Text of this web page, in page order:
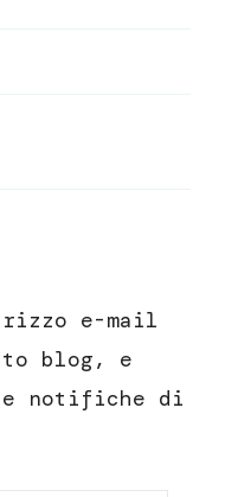
e-mail
blog, e
notifiche di